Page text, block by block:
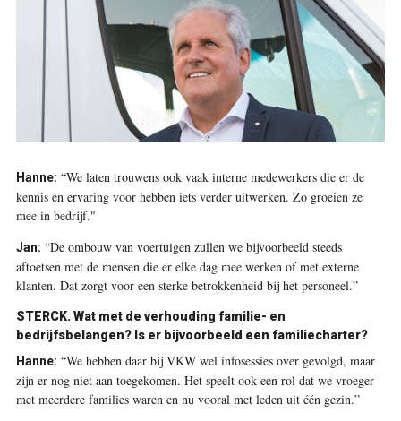
Hanne: “We laten trouwens ook vaak interne medewerkers die er de
kennis en ervaring voor hebben iets verder uitwerken. Zo groeien ze
mee in bedrijf."
Jan: “De ombouw van voertuigen zullen we bijvoorbeeld steeds
aftoetsen met de mensen die er elke dag mee werken of met externe
klanten. Dat zorgt voor een sterke betrokkenheid bij het personeel.”
STERCK. Wat met de verhouding familie- en
bedrijfsbelangen? Is er bijvoorbeeld een familiecharter?
Hanne: “We hebben daar bij VKW wel infosessies over gevolgd, maar
zijn er nog niet aan toegekomen. Het speelt ook een rol dat we vroeger
met meerdere families waren en nu vooral met leden uit één gezin.”